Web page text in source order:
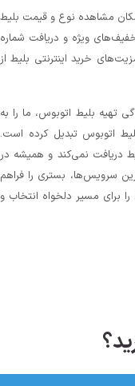
مشاهده نوع و قیمت بلیط
ویژه و دریافت شماره‌
خرید اینترنتی بلیط از
پشتیبانی‌ ۲۴ ساعته و سادگی تهیه بلیط اتوبوس، ما را به
اتوبوس تبدیل کرده است.
بلیط دریافت نمی‌کند و همیشه در
سرویس‌ها، بستری را فراهم
برای مسیر دلخواه انتخاب و